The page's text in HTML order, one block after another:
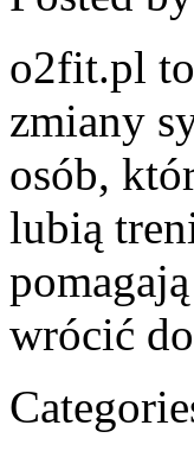
o2fit.pl
zmiany
osób,
lubią
wrócić